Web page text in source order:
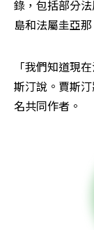
錄，包括部分
島和法屬圭亞
「我們知道現
斯汀說。賈斯
名共同作者。